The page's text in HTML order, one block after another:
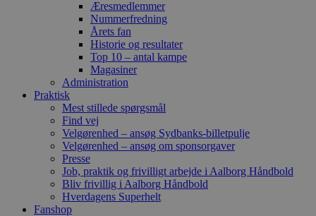
Æresmedlemmer
Nummerfredning
Årets fan
Historie og resultater
Top 10 – antal kampe
Magasiner
Administration
Praktisk
Mest stillede spørgsmål
Find vej
Velgørenhed – ansøg Sydbanks-billetpulje
Velgørenhed – ansøg om sponsorgaver
Presse
Job, praktik og frivilligt arbejde i Aalborg Håndbold
Bliv frivillig i Aalborg Håndbold
Hverdagens Superhelt
Fanshop